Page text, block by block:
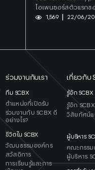
โอเพนซอร์สตัวแรกข
เข้าใจภาษาอีสาน โด
1,569 22/06/
ร่วมงานกับเรา
ทีม SCBX
ตำแหน่งที่เปิดรับ
ร่วมงานกับ SCBX ดี
อย่างไร?
ชีวิตใน SCBX
วัฒนธรรมองค์กร
สวัสดิการ
การเรียนรู้และการ
เกี่ยวกับ
รู้จัก SCBX
รู้จัก SCBX
วิสัยทัศน์
ผู้บริหาร
คณะกรรม
ผู้บริหาร